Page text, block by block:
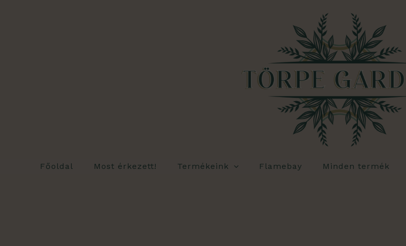
Főoldal Most érkezett! Termékeink Flamebay Minden termék